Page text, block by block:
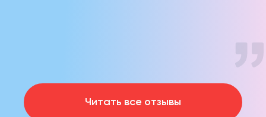
Читать все отзывы